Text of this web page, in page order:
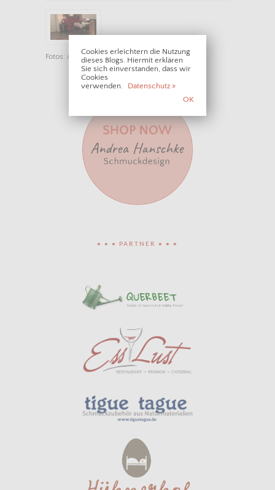
Fotos: A. Hanschke
• • • PARTNER • • •
Cookies erleichtern die Nutzung
dieses Blogs. Hiermit erklären
Sie sich einverstanden, dass wir
Cookies
verwenden.
Datenschutz »
OK